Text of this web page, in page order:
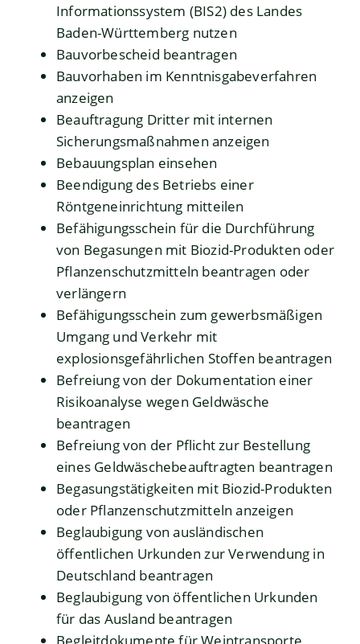
Informationssystem (BIS2) des Landes
Baden-Württemberg nutzen
Bauvorbescheid beantragen
Bauvorhaben im Kenntnisgabeverfahren
anzeigen
Beauftragung Dritter mit internen
Sicherungsmaßnahmen anzeigen
Bebauungsplan einsehen
Beendigung des Betriebs einer
Röntgeneinrichtung mitteilen
Befähigungsschein für die Durchführung
von Begasungen mit Biozid-Produkten oder
Pflanzenschutzmitteln beantragen oder
verlängern
Befähigungsschein zum gewerbsmäßigen
Umgang und Verkehr mit
explosionsgefährlichen Stoffen beantragen
Befreiung von der Dokumentation einer
Risikoanalyse wegen Geldwäsche
beantragen
Befreiung von der Pflicht zur Bestellung
eines Geldwäschebeauftragten beantragen
Begasungstätigkeiten mit Biozid-Produkten
oder Pflanzenschutzmitteln anzeigen
Beglaubigung von ausländischen
öffentlichen Urkunden zur Verwendung in
Deutschland beantragen
Beglaubigung von öffentlichen Urkunden
für das Ausland beantragen